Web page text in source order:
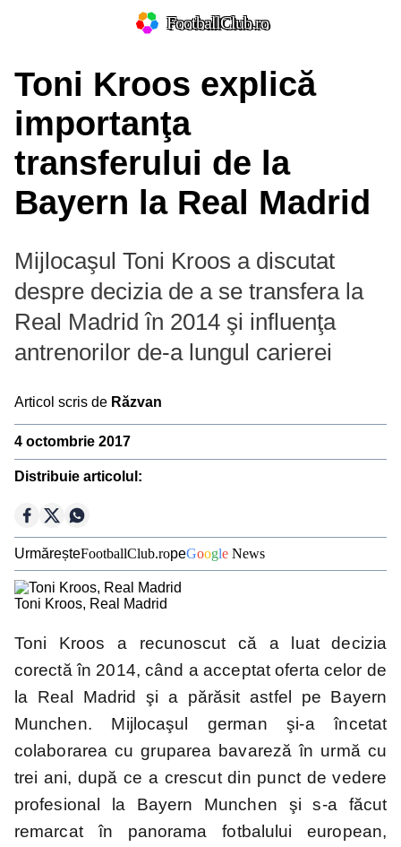
FootballClub.ro
Prim-plan
Ousmane Dembélé
Clasament Premier League
Golgheteri La Liga
Golgheteri Premier League
Campionate
Premier
La Liga Bundesliga Serie A
Ligue 1 Eredivisie
Liga
Portugal
Jupiler Pro
League
Toni Kroos explică
importanţa
transferului de la
Bayern la Real Madrid
Mijlocaşul Toni Kroos a discutat
despre decizia de a se transfera la
Real Madrid în 2014 şi influenţa
antrenorilor de-a lungul carierei
Articol scris de Răzvan
4 octombrie 2017
Distribuie articolul:
UrmăreșteFootballClub.ropeGoogle News
Toni Kroos, Real Madrid
Toni Kroos a recunoscut că a luat decizia
corectă în 2014, când a acceptat oferta celor de
la Real Madrid şi a părăsit astfel pe Bayern
Munchen. Mijlocaşul german şi-a încetat
colaborarea cu gruparea bavareză în urmă cu
trei ani, după ce a crescut din punct de vedere
profesional la Bayern Munchen şi s-a făcut
remarcat în panorama fotbalului european,